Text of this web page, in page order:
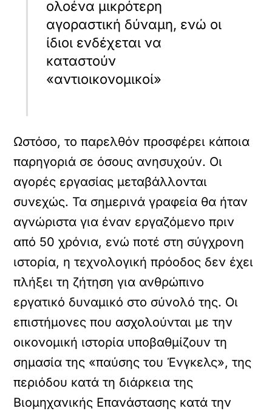
ολοένα μικρότερη
αγοραστική δύναμη, ενώ οι
ίδιοι ενδέχεται να
καταστούν
«αντιοικονομικοί»
Ωστόσο, το παρελθόν προσφέρει κάποια
παρηγοριά σε όσους ανησυχούν. Οι
αγορές εργασίας μεταβάλλονται
συνεχώς. Τα σημερινά γραφεία θα ήταν
αγνώριστα για έναν εργαζόμενο πριν
από 50 χρόνια, ενώ ποτέ στη σύγχρονη
ιστορία, η τεχνολογική πρόοδος δεν έχει
πλήξει τη ζήτηση για ανθρώπινο
εργατικό δυναμικό στο σύνολό της. Οι
επιστήμονες που ασχολούνται με την
οικονομική ιστορία υποβαθμίζουν τη
σημασία της «παύσης του Ένγκελς», της
περιόδου κατά τη διάρκεια της
Βιομηχανικής Επανάστασης κατά την